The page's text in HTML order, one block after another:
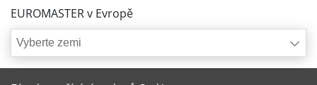
EUROMASTER v Evropě
Vyberte zemi